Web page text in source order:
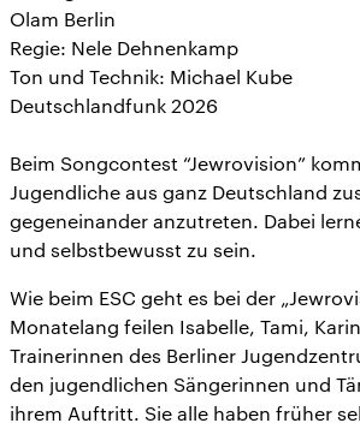
Olam Berlin
Regie: Nele Dehnenkamp
Ton und Technik: Michael Kube
Deutschlandfunk 2026
Beim Songcontest “Jewrovision”
Jugendliche aus ganz Deutschland
gegeneinander anzutreten. Dabei
und selbstbewusst zu sein.
Wie beim ESC geht es bei der
Monatelang feilen Isabelle, Tami,
Trainerinnen des Berliner
den jugendlichen Sängerinnen und
ihrem Auftritt. Sie alle haben früher